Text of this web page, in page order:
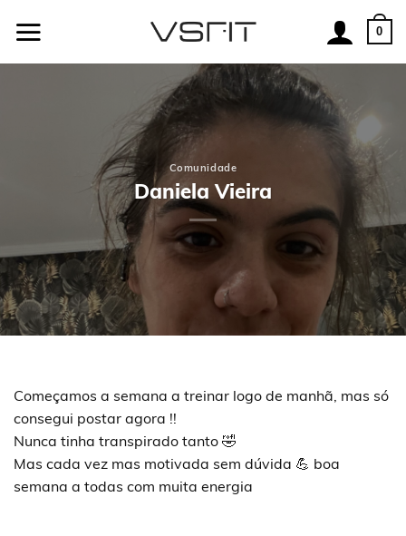
0
Comunidade
Daniela Vieira
Começamos a semana a treinar logo de manhã, mas só
consegui postar agora !!
Nunca tinha transpirado tanto 🤣
Mas cada vez mas motivada sem dúvida 💪 boa
semana a todas com muita energia